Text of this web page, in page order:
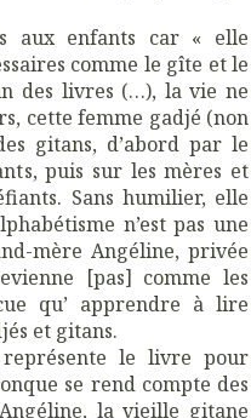
aux enfants car « elle
comme le gîte et le
des livres (…), la vie ne
cette femme gadjé (non
gitans, d’abord par le
puis sur les mères et
Sans humilier, elle
n’est pas une
mère Angéline, privée
[pas] comme les
qu’ apprendre à lire
et gitans.
le livre pour
se rend compte des
la vieille gitane